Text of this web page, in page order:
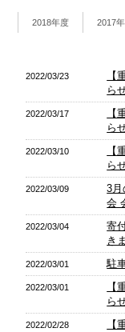
2018年度 2017
2022/03/23
【
ら
2022/03/17
【
ら
2022/03/10
【
ら
2022/03/09
3月
会
2022/03/04
寄
き
2022/03/01 駐
2022/03/01
【
ら
2022/02/28
【